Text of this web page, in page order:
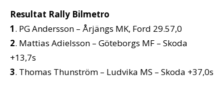
Resultat Rally Bilmetro
1. PG Andersson – Årjängs MK, Ford 29.57,0
2. Mattias Adielsson – Göteborgs MF – Skoda
+13,7s
3. Thomas Thunström – Ludvika MS – Skoda +37,0s